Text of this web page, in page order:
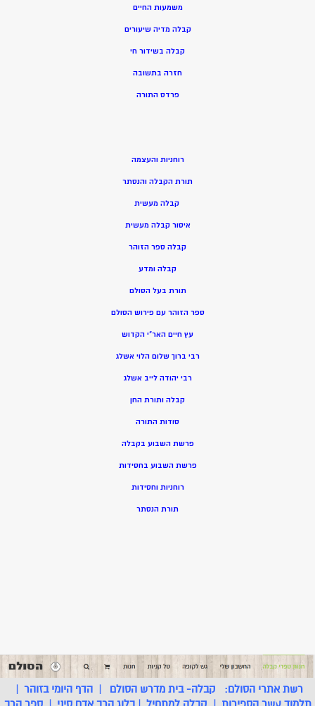
משמעות החיים
קבלה מדיה שיעורים
קבלה בשידור חי
חזרה בתשובה
פרדס התורה
רוחניות והעצמה
תורת הקבלה והנסתר
קבלה מעשית
איסור קבלה מעשית
קבלה ספר הזוהר
קבלה ומדע
תורת בעל הסולם
ספר הזוהר עם פירוש הסולם
עץ חיים האר”י הקדוש
רבי ברוך שלום הלוי אשלג
רבי יהודה לייב אשלג
קבלה ותורת החן
סודות התורה
פרשת השבוע בקבלה
פרשת השבוע בחסידות
רוחניות וחסידות
תורת הנסתר
רשת אתרי הסולם: קבלה- בית מדרש הסולם |הדף היומי בזוהר |